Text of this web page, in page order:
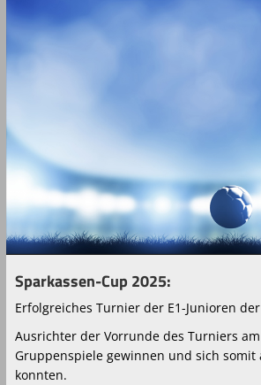
Sparkassen-Cup 2025:
Erfolgreiches Turnier der E1-Junioren
Ausrichter der Vorrunde des Turniers
Gruppenspiele gewinnen und sich
konnten.